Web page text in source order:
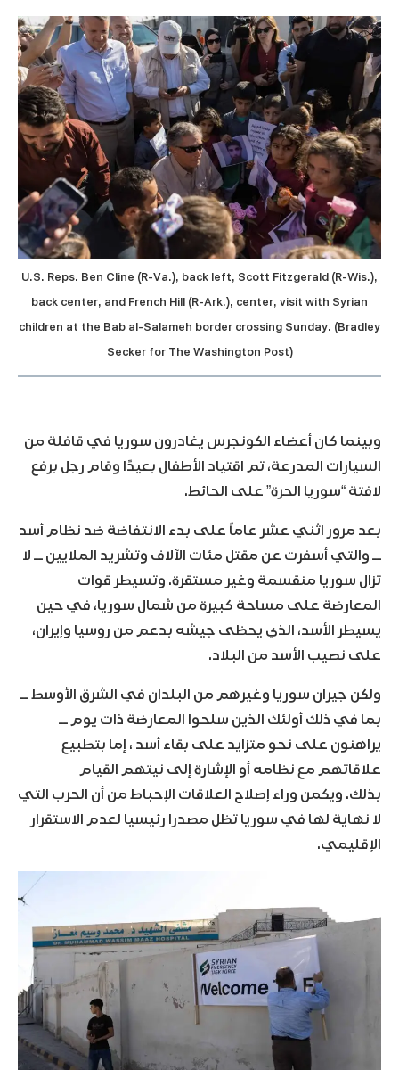
U.S. Reps. Ben Cline (R-Va.), back left, Scott Fitzgerald (R-Wis.),
back center, and French Hill (R-Ark.), center, visit with Syrian
children at the Bab al-Salameh border crossing Sunday. (Bradley
Secker for The Washington Post)
وبينما كان أعضاء الكونجرس يغادرون سوريا في قافلة من
السيارات المدرعة، تم اقتياد الأطفال بعيدًا وقام رجل برفع
لافتة “سوريا الحرة” على الحائط.
بعد مرور اثني عشر عاماً على بدء الانتفاضة ضد نظام أسد
ــ والتي أسفرت عن مقتل مئات الآلاف وتشريد الملايين ــ لا
تزال سوريا منقسمة وغير مستقرة. وتسيطر قوات
المعارضة على مساحة كبيرة من شمال سوريا، في حين
يسيطر الأسد، الذي يحظى جيشه بدعم من روسيا وإيران،
على نصيب الأسد من البلاد.
ولكن جيران سوريا وغيرهم من البلدان في الشرق الأوسط ــ
بما في ذلك أولئك الذين سلحوا المعارضة ذات يوم ــ
يراهنون على نحو متزايد على بقاء أسد ، إما بتطبيع
علاقاتهم مع نظامه أو الإشارة إلى نيتهم ​​القيام
بذلك. ويكمن وراء إصلاح العلاقات الإحباط من أن الحرب التي
لا نهاية لها في سوريا تظل مصدرا رئيسيا لعدم الاستقرار
الإقليمي.